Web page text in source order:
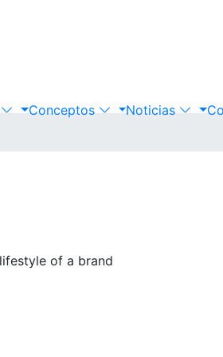
Conceptos Noticias
of a brand